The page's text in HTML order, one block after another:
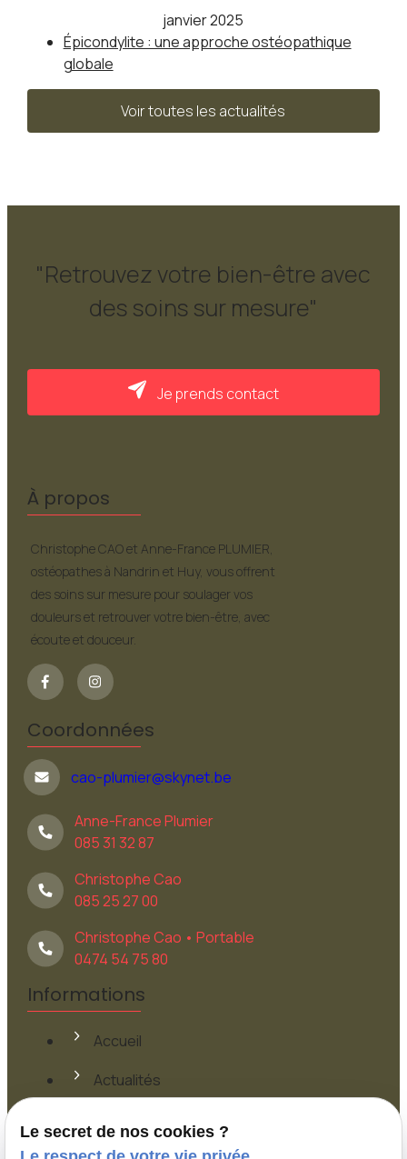
janvier 2025
Épicondylite : une approche ostéopathique
globale
Voir toutes les actualités
"Retrouvez votre bien-être avec
des soins sur mesure"
Je prends contact
À propos
Christophe CAO et Anne-France PLUMIER,
ostéopathes à Nandrin et Huy, vous offrent
des soins sur mesure pour soulager vos
douleurs et retrouver votre bien-être, avec
écoute et douceur.
Coordonnées
cao-plumier@skynet.be
Anne-France Plumier
085 31 32 87
Christophe Cao
085 25 27 00
Christophe Cao • Portable
0474 54 75 80
Informations
Accueil
Actualités
Le secret de nos cookies ?